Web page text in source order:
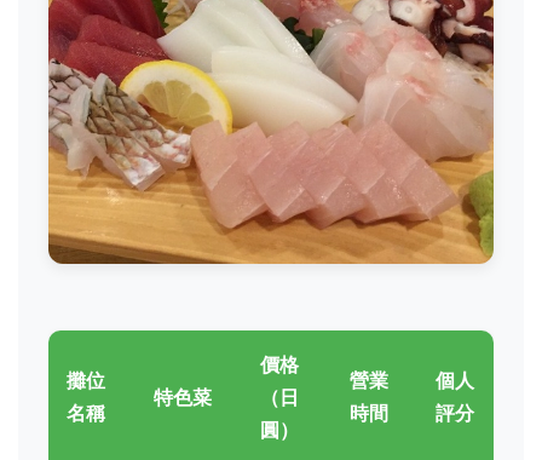
攤位
名稱
特色菜
價格
（日
圓）
營業
時間
個人
評分